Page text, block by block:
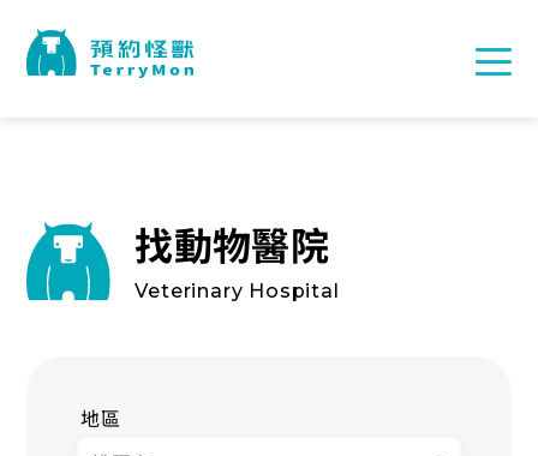
找動物醫院
Veterinary Hospital
地區